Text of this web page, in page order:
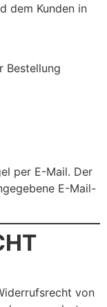
dem Kunden in
Bestellung
per E-Mail. Der
E-Mail-
von